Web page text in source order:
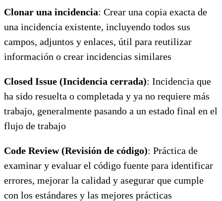
Clonar una incidencia: Crear una copia exacta de
una incidencia existente, incluyendo todos sus
campos, adjuntos y enlaces, útil para reutilizar
información o crear incidencias similares
Closed Issue (Incidencia cerrada): Incidencia que
ha sido resuelta o completada y ya no requiere más
trabajo, generalmente pasando a un estado final en el
flujo de trabajo
Code Review (Revisión de código): Práctica de
examinar y evaluar el código fuente para identificar
errores, mejorar la calidad y asegurar que cumple
con los estándares y las mejores prácticas